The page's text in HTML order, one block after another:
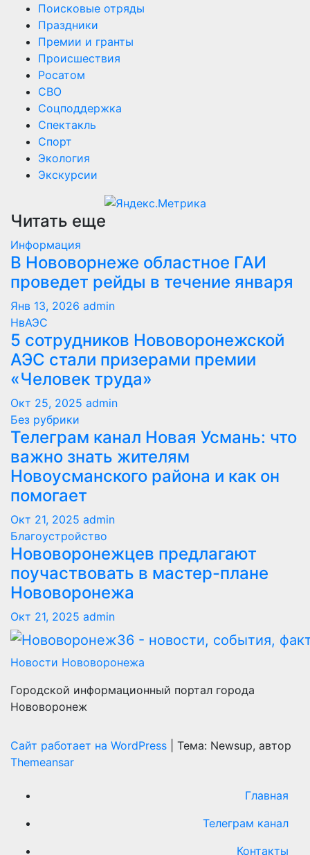
Поисковые отряды
Праздники
Премии и гранты
Происшествия
Росатом
СВО
Соцподдержка
Спектакль
Спорт
Экология
Экскурсии
Читать еще
Информация
В Нововорнеже областное ГАИ
проведет рейды в течение января
Янв 13, 2026 admin
НвАЭС
5 сотрудников Нововоронежской
АЭС стали призерами премии
«Человек труда»
Окт 25, 2025 admin
Без рубрики
Телеграм канал Новая Усмань: что
важно знать жителям
Новоусманского района и как он
помогает
Окт 21, 2025 admin
Благоустройство
Нововоронежцев предлагают
поучаствовать в мастер-плане
Нововоронежа
Окт 21, 2025 admin
Новости Нововоронежа
Городской информационный портал города
Нововоронеж
Сайт работает на WordPress
Тема: Newsup, автор
Themeansar
Главная
Телеграм канал
Контакты